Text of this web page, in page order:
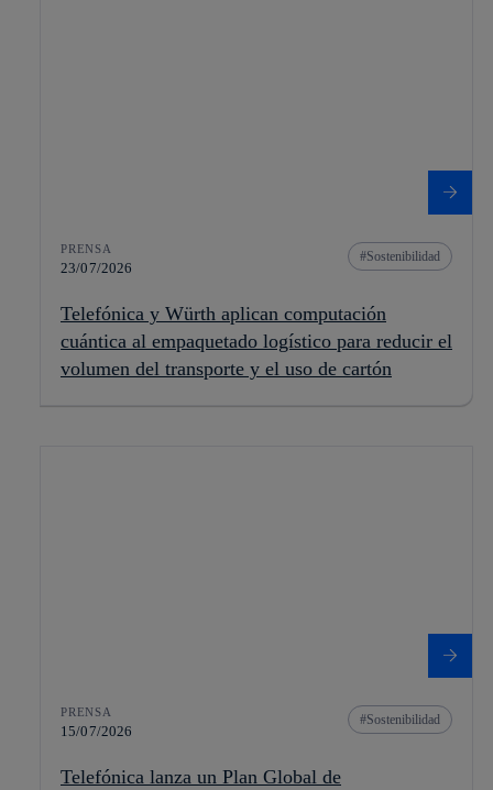
PRENSA
23/07/2026
Sostenibilidad
Telefónica y Würth aplican computación
cuántica al empaquetado logístico para reducir el
volumen del transporte y el uso de cartón
PRENSA
15/07/2026
Sostenibilidad
Telefónica lanza un Plan Global de